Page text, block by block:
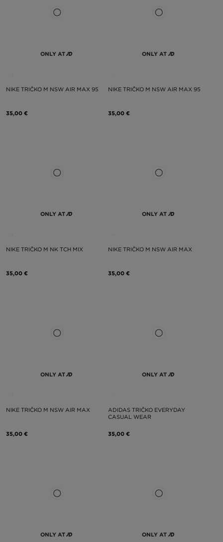
ONLY AT
NIKE TRIČKO M NSW AIR MAX 95
35,00 €
ONLY AT
NIKE TRIČKO M NSW AIR MAX 95
35,00 €
ONLY AT
NIKE TRIČKO M NK TCH MIX
35,00 €
ONLY AT
NIKE TRIČKO M NSW AIR MAX
35,00 €
ONLY AT
NIKE TRIČKO M NSW AIR MAX
35,00 €
ONLY AT
ADIDAS TRIČKO EVERYDAY
CASUAL WEAR
35,00 €
ONLY AT ONLY AT